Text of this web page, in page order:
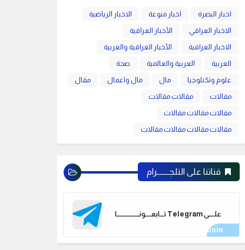
اخبار البصرة اخبار منوعة
الاخبار الرياضية
الاخبار العراقي
الأخبار العراقية
الاخبار العراقية
الأخبار العراقية والعربية
العربية
العربية والعالمية
صحة
علوم وتكنلوجيا
مال مال واعمال
مقال
مقالات
مقالات مقالات
مقالات مقالات مقالات
مقالات مقالات مقالات مقالات
قناتنا على التلجـــــــرام
علـــــى Telegram تـــابعـــــونـــــــــــــــــــا